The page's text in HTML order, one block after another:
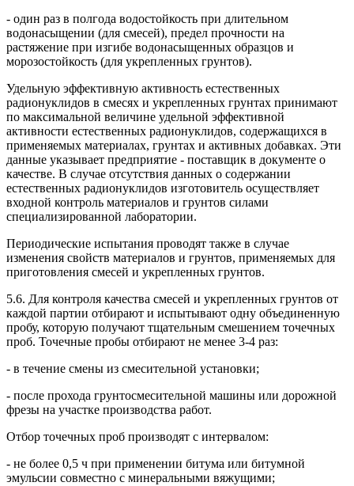
- один раз в полгода водостойкость при длительном
водонасыщении (для смесей), предел прочности на
растяжение при изгибе водонасыщенных образцов и
морозостойкость (для укрепленных грунтов).
Удельную эффективную активность естественных
радионуклидов в смесях и укрепленных грунтах принимают
по максимальной величине удельной эффективной
активности естественных радионуклидов, содержащихся в
применяемых материалах, грунтах и активных добавках. Эти
данные указывает предприятие - поставщик в документе о
качестве. В случае отсутствия данных о содержании
естественных радионуклидов изготовитель осуществляет
входной контроль материалов и грунтов силами
специализированной лаборатории.
Периодические испытания проводят также в случае
изменения свойств материалов и грунтов, применяемых для
приготовления смесей и укрепленных грунтов.
5.6. Для контроля качества смесей и укрепленных грунтов от
каждой партии отбирают и испытывают одну объединенную
пробу, которую получают тщательным смешением точечных
проб. Точечные пробы отбирают не менее 3-4 раз:
- в течение смены из смесительной установки;
- после прохода грунтосмесительной машины или дорожной
фрезы на участке производства работ.
Отбор точечных проб производят с интервалом:
- не более 0,5 ч при применении битума или битумной
эмульсии совместно с минеральными вяжущими;